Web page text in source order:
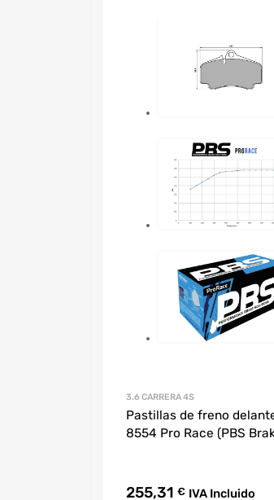
3.6 CARRERA 4S
Pastillas de freno
8554 Pro Race (PBS
255,31 € IVA Incluido